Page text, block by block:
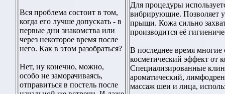
Вся проблема состоит в том,
когда его лучше допускать - в
первые дни знакомства или
через некоторое время после
него. Как в этом разобраться?
Нет, ну конечно, можно,
особо не заморачиваясь,
отправиться в постель после
Для процедуры
вибрирующие. Позволяет
прыщи. Кожа сильно
производится её
В последнее время многие
косметический эффект от
Специализированные
ароматический,
массаж шеи и лица,